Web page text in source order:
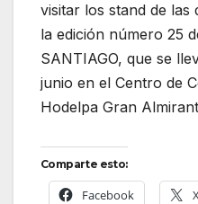
visitar los stand de
la edición número 25
SANTIAGO, que se
junio en el Centro de
Hodelpa Gran
Comparte esto:
Facebook